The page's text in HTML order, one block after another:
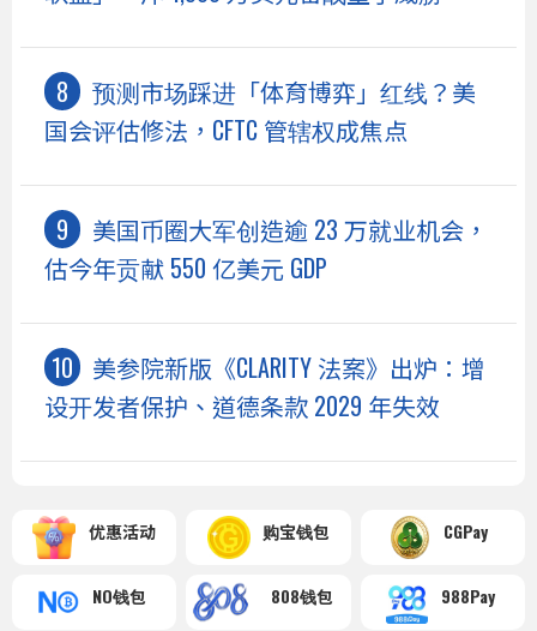
预测市场踩进「体育博弈」红线？美
国会评估修法，CFTC 管辖权成焦点
美国币圈大军创造逾 23 万就业机会，
估今年贡献 550 亿美元 GDP
美参院新版《CLARITY 法案》出炉：增
设开发者保护、道德条款 2029 年失效
优惠活动 购宝钱包 CGPay
NO钱包 808钱包 988Pay